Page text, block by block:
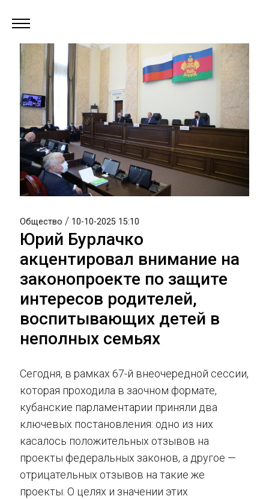
Общество / 10-10-2025 15:10
Юрий Бурлачко
акцентировал внимание на
законопроекте по защите
интересов родителей,
воспитывающих детей в
неполных семьях
Сегодня, в рамках 67-й внеочередной сессии,
которая проходила в заочном формате,
кубанские парламентарии приняли два
ключевых постановления: одно из них
касалось положительных отзывов на
проекты федеральных законов, а другое —
отрицательных отзывов на такие же
проекты. О целях и значении этих